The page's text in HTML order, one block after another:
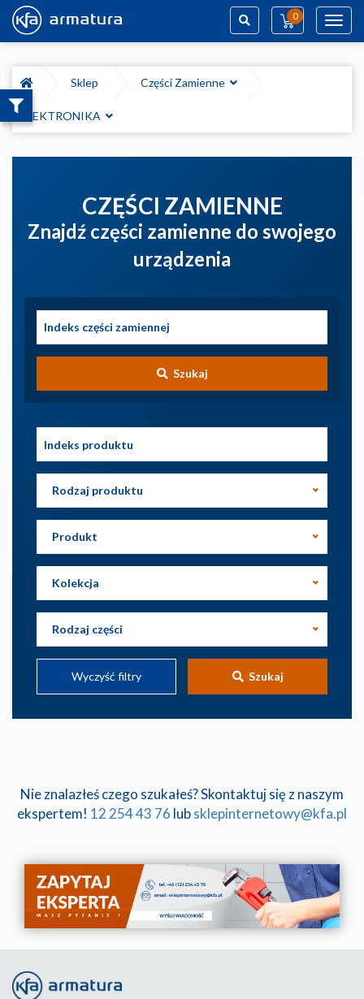
0
Sklep
Części Zamienne
ELEKTRONIKA
CZĘŚCI ZAMIENNE
Znajdź części zamienne do swojego
urządzenia
Szukaj
Rodzaj produktu
Produkt
Kolekcja
Rodzaj części
Wyczyść filtry Szukaj
Nie znalazłeś czego szukałeś? Skontaktuj się z naszym
ekspertem! 12 254 43 76 lubsklepinternetowy@kfa.pl